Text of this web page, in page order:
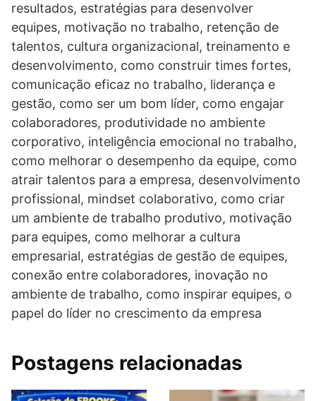
resultados, estratégias para desenvolver
equipes, motivação no trabalho, retenção de
talentos, cultura organizacional, treinamento e
desenvolvimento, como construir times fortes,
comunicação eficaz no trabalho, liderança e
gestão, como ser um bom líder, como engajar
colaboradores, produtividade no ambiente
corporativo, inteligência emocional no trabalho,
como melhorar o desempenho da equipe, como
atrair talentos para a empresa, desenvolvimento
profissional, mindset colaborativo, como criar
um ambiente de trabalho produtivo, motivação
para equipes, como melhorar a cultura
empresarial, estratégias de gestão de equipes,
conexão entre colaboradores, inovação no
ambiente de trabalho, como inspirar equipes, o
papel do líder no crescimento da empresa
Postagens relacionadas